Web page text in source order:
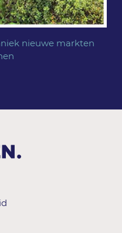
nieuwe markten